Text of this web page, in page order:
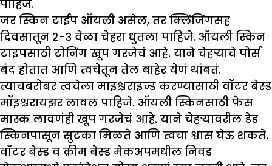
पाहिजे.
जर स्किन टाईप ऑयली असेल, तर क्लिंजिंगसह
दिवसातून २-३ वेळा चेहरा धुतला पाहिजे. ऑयली स्किन
टाइपसाठी टोनिंग खूप गरजेचं आहे. याने चेहऱ्याचे पोर्स
बंद होतात आणि त्वचेतून तेल बाहेर येणं थांबतं.
त्याचबरोबर त्वचेला माइश्चराइज्ड करण्यासाठी वॉटर बेस्ड
मॉइश्चरायझर लावलं पाहिजे. ऑयली स्किनसाठी फेस
मास्क लावणंही खूप गरजेचं आहे. याने चेहऱ्यावरील डेड
स्किनपासून सुटका मिळते आणि त्वचा श्वास घेऊ शकते.
वॉटर बेस्ड व क्रीम बेस्ड मेकअपमधील निवड